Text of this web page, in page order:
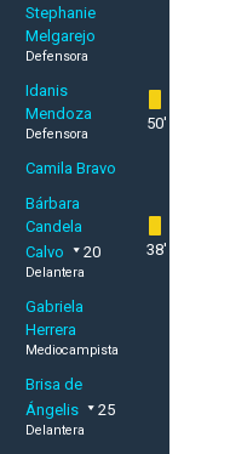
Stephanie
Melgarejo
Defensora
Idanis
Mendoza
Defensora
50'
Camila Bravo
Bárbara
Candela
Calvo
20
Delantera
38'
Gabriela
Herrera
Mediocampista
Brisa de
Ángelis
25
Delantera